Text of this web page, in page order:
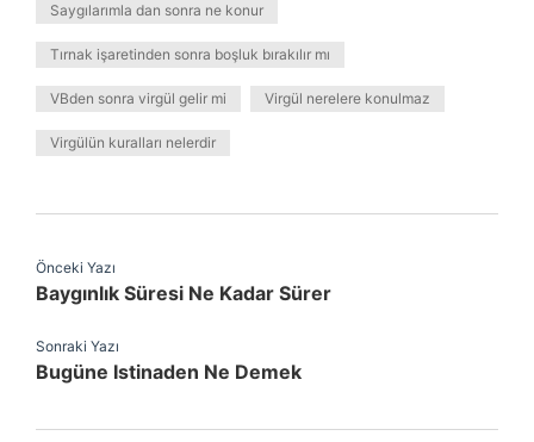
Saygılarımla dan sonra ne konur
Tırnak işaretinden sonra boşluk bırakılır mı
VBden sonra virgül gelir mi Virgül nerelere konulmaz
Virgülün kuralları nelerdir
Önceki Yazı
Baygınlık Süresi Ne Kadar Sürer
Sonraki Yazı
Bugüne Istinaden Ne Demek